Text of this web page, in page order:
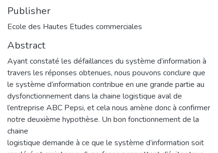
Publisher
Ecole des Hautes Etudes commerciales
Abstract
Ayant constaté les défaillances du système d’information à
travers les réponses obtenues, nous pouvons conclure que
le système d’information contribue en une grande partie au
dysfonctionnement dans la chaine logistique aval de
l’entreprise ABC Pepsi, et cela nous amène donc à confirmer
notre deuxième hypothèse. Un bon fonctionnement de la
chaine
logistique demande à ce que le système d’information soit